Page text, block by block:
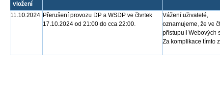
vložení
11.10.2024 Přerušení provozu DP a WSDP ve čtvrtek
17.10.2024 od 21:00 do cca 22:00.
Vážení uživatelé,
oznamujeme, že ve
přístupu i Webových
Za komplikace tímto